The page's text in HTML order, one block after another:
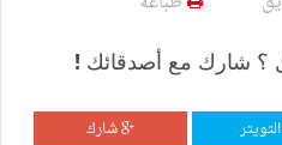
؟ شارك مع أصدقائك !
التويتر شارك